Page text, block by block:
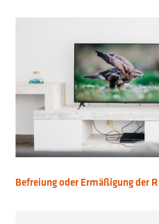
Befreiung oder Ermäßigung der